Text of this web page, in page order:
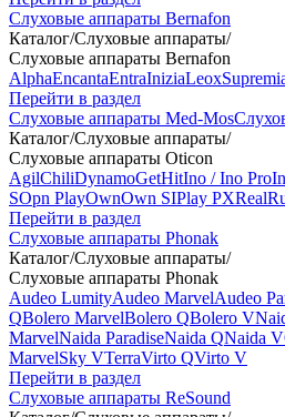
Слуховые аппараты Bernafon
Каталог/Слуховые аппараты/
Слуховые аппараты Bernafon
AlphaEncantaEntraIniziaLeox
Перейти в раздел
Слуховые аппараты Med-Mos
Каталог/Слуховые аппараты/
Слуховые аппараты Oticon
AgilChiliDynamoGetHitIno / Ino Pro
SOpn PlayOwnOwn SIPlay PXReal
Перейти в раздел
Слуховые аппараты Phonak
Каталог/Слуховые аппараты/
Слуховые аппараты Phonak
Audeo LumityAudeo MarvelAudeo
QBolero MarvelBolero QBolero V
MarvelNaida ParadiseNaida QNaida V
MarvelSky VTerraVirto QVirto V
Перейти в раздел
Слуховые аппараты ReSound